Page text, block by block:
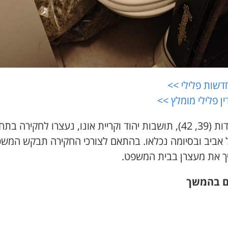
פלילי >>
פלילי מומלץ >>
החשודות (39, 42), תושבות יהוד וקריית אונו, נעצרו לחקירה
אביב ובסיומה נכלאו. בהתאם לצורכי החקירה תבקש
את מעצרן בבית המשפט.
בהמשך